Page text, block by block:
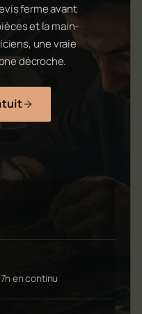
ferme avant
et la main-
une vraie
décroche.
en continu